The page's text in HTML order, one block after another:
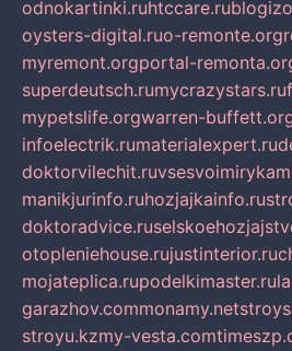
odnokartinki.ruhtccare.ru
oysters-digital.ruo-remonte.org
myremont.orgportal-
superdeutsch.rumycrazystars.ru
mypetslife.orgwarren-
infoelectrik.rumaterialexpert.ru
doktorvilechit.ru
manikjurinfo.ruhozjajkainfo.ru
doktoradvice.ru
otopleniehouse.rujustinterior.ru
mojateplica.rupodelkimaster.ru
garazhov.commonamy.net
stroyu.kzmy-vesta.com